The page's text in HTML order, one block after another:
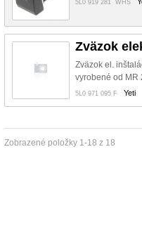
5L0 919 281 WHS
Zväzok
Zväzok el.
vyrobené od MR
5L0 971 095 F Yeti
Zobrazené položky 1-18 z 18